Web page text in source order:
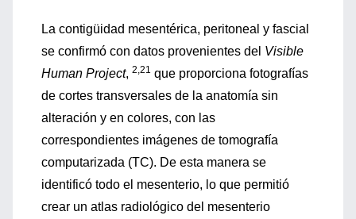
La contigüidad mesentérica, peritoneal y fascial
se confirmó con datos provenientes del Visible
Human Project, 2,21 que proporciona fotografías
de cortes transversales de la anatomía sin
alteración y en colores, con las
correspondientes imágenes de tomografía
computarizada (TC). De esta manera se
identificó todo el mesenterio, lo que permitió
crear un atlas radiológico del mesenterio